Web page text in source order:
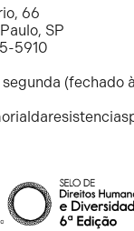
66
SP
5910
(fechado